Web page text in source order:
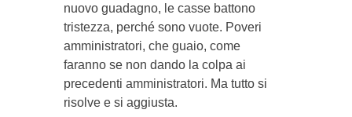
nuovo guadagno, le casse battono
tristezza, perché sono vuote. Poveri
amministratori, che guaio, come
faranno se non dando la colpa ai
precedenti amministratori. Ma tutto si
risolve e si aggiusta.